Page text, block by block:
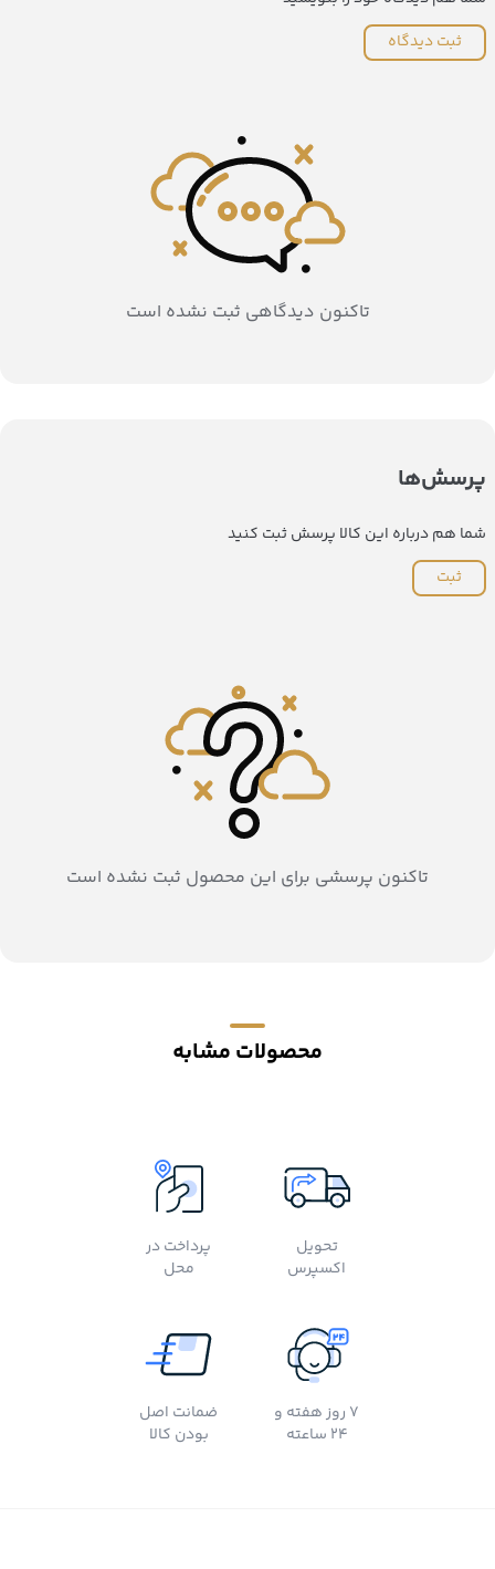
ثبت دیدگاه
تاکنون دیدگاهی ثبت نشده است
پرسش‌ها
شما هم درباره این کالا پرسش ثبت کنید
ثبت
تاکنون پرسشی برای این محصول ثبت نشده است
محصولات مشابه
تحویل
اکسپرس
پرداخت در
محل
7 روز هفته و
24 ساعته
ضمانت اصل
بودن کالا